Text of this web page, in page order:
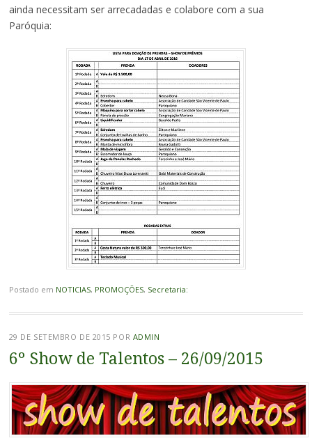
ainda necessitam ser arrecadadas e colabore com a sua
Paróquia:
Postado em NOTICIAS, PROMOÇÕES, Secretaria:
29 DE SETEMBRO DE 2015 POR ADMIN
6º Show de Talentos – 26/09/2015